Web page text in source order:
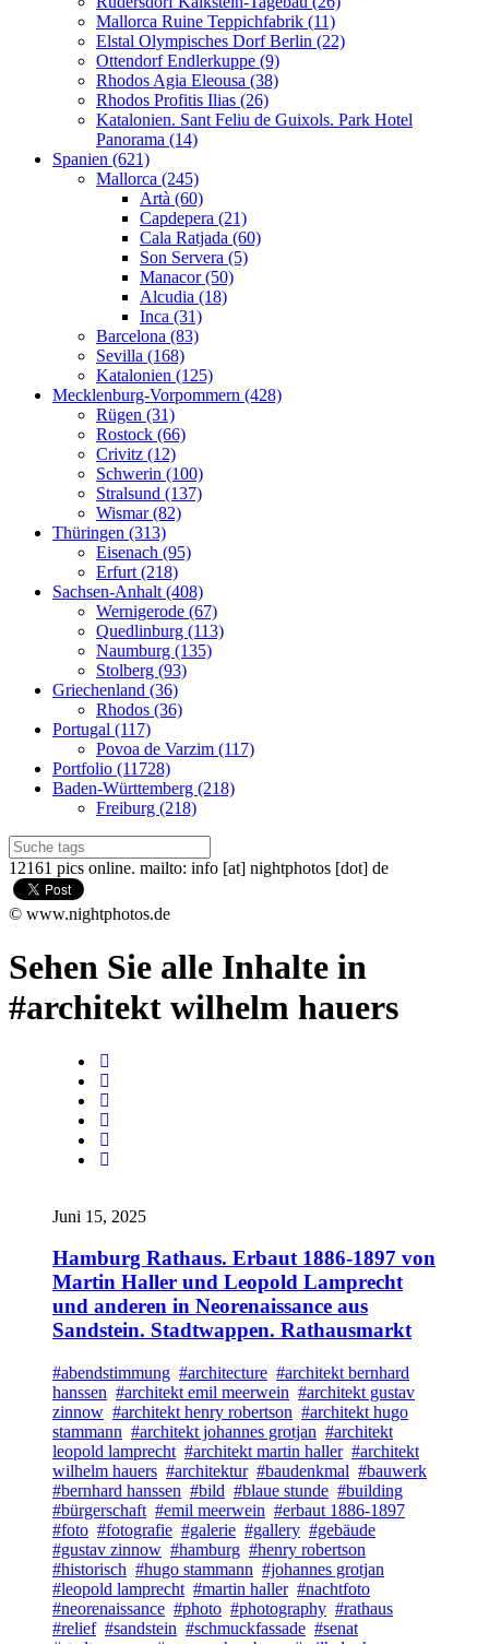
Mallorca Ruine Teppichfabrik (11)
Elstal Olympisches Dorf Berlin (22)
Ottendorf Endlerkuppe (9)
Rhodos Agia Eleousa (38)
Rhodos Profitis Ilias (26)
Katalonien. Sant Feliu de Guixols. Park Hotel
Panorama (14)
Spanien (621)
Mallorca (245)
Artà (60)
Capdepera (21)
Cala Ratjada (60)
Son Servera (5)
Manacor (50)
Alcudia (18)
Inca (31)
Barcelona (83)
Sevilla (168)
Katalonien (125)
Mecklenburg-Vorpommern (428)
Rügen (31)
Rostock (66)
Crivitz (12)
Schwerin (100)
Stralsund (137)
Wismar (82)
Thüringen (313)
Eisenach (95)
Erfurt (218)
Sachsen-Anhalt (408)
Wernigerode (67)
Quedlinburg (113)
Naumburg (135)
Stolberg (93)
Griechenland (36)
Rhodos (36)
Portugal (117)
Povoa de Varzim (117)
Portfolio (11728)
Baden-Württemberg (218)
Freiburg (218)
12161 pics online. mailto: info [at] nightphotos [dot] de
© www.nightphotos.de
Sehen Sie alle Inhalte in
#architekt wilhelm hauers
Juni 15, 2025
Hamburg Rathaus. Erbaut 1886-1897 von
Martin Haller und Leopold Lamprecht
und anderen in Neorenaissance aus
Sandstein. Stadtwappen. Rathausmarkt
#abendstimmung #architecture #architekt bernhard
hanssen #architekt emil meerwein #architekt gustav
zinnow #architekt henry robertson #architekt hugo
stammann #architekt johannes grotjan #architekt
leopold lamprecht #architekt martin haller #architekt
wilhelm hauers #architektur #baudenkmal #bauwerk
#bernhard hanssen #bild #blaue stunde #building
#bürgerschaft #emil meerwein #erbaut 1886-1897
#foto #fotografie #galerie #gallery #gebäude
#gustav zinnow #hamburg #henry robertson
#historisch #hugo stammann #johannes grotjan
#leopold lamprecht #martin haller #nachtfoto
#neorenaissance #photo #photography #rathaus
#relief #sandstein #schmuckfassade #senat